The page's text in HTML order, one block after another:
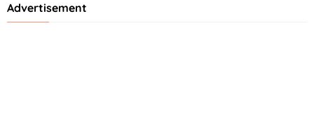
Advertisement